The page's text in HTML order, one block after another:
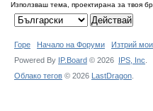
Използваш тема, проектирана за твоя
Горе Начало на Форуми Изтрий
Powered By
IP.Board © 2026 IPS, Inc
Облако тегов © 2026 LastDragon